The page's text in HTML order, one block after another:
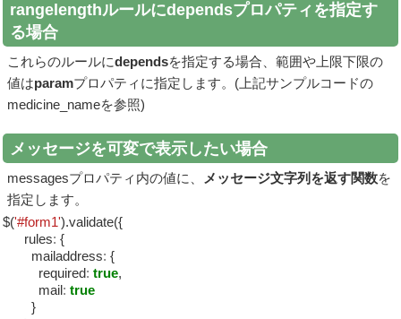
rangelengthルールにdependsプロパティを指定す
る場合
これらのルールにdependsを指定する場合、範囲や上限下限の
値はparamプロパティに指定します。(上記サンプルコードの
medicine_nameを参照)
メッセージを可変で表示したい場合
messagesプロパティ内の値に、 メッセージ文字列を返す関数を
指定します。
$('#form1').validate({
rules: {
mailaddress: {
required: true,
mail: true
}